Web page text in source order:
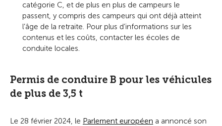
catégorie C, et de plus en plus de campeurs le
passent, y compris des campeurs qui ont déjà atteint
l’âge de la retraite. Pour plus d’informations sur les
contenus et les coûts, contacter les écoles de
conduite locales.
Permis de conduire B pour les véhicules
de plus de 3,5 t
Le 28 février 2024, le Parlement européen a annoncé son